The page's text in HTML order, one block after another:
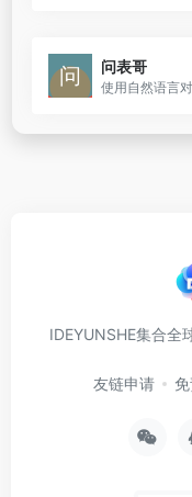
问表哥
IDEYUNSHE集合全
友链申请